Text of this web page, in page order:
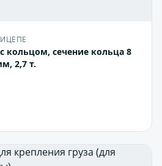
кольцом, сечение кольца 8
2,7 т.